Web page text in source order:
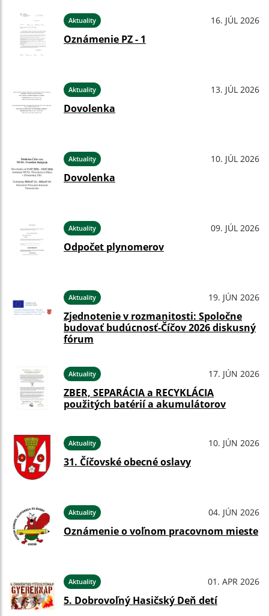
Aktuality 16. JÚL 2026
Oznámenie PZ - 1
Aktuality 13. JÚL 2026
Dovolenka
Aktuality 10. JÚL 2026
Dovolenka
Aktuality 09. JÚL 2026
Odpočet plynomerov
Aktuality 19. JÚN 2026
Zjednotenie v rozmanitosti: Spoločne
budovať budúcnosť-Číčov 2026 diskusný
fórum
Aktuality 17. JÚN 2026
ZBER, SEPARÁCIA a RECYKLÁCIA
použitých batérií a akumulátorov
Aktuality 10. JÚN 2026
31. Číčovské obecné oslavy
Aktuality 04. JÚN 2026
Oznámenie o voľnom pracovnom mieste
Aktuality 01. APR 2026
5. Dobrovoľný Hasičský Deň detí